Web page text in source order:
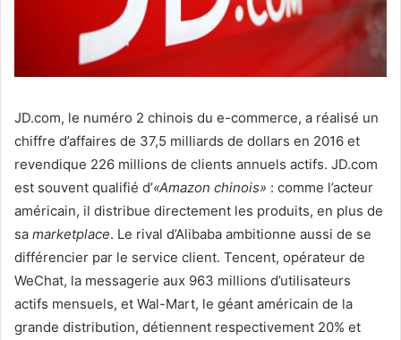
JD.com, le numéro 2 chinois du e-commerce, a réalisé un
chiffre d’affaires de 37,5 milliards de dollars en 2016 et
revendique 226 millions de clients annuels actifs. JD.com
est souvent qualifié d’«Amazon chinois» : comme l’acteur
américain, il distribue directement les produits, en plus de
sa marketplace. Le rival d’Alibaba ambitionne aussi de se
différencier par le service client. Tencent, opérateur de
WeChat, la messagerie aux 963 millions d’utilisateurs
actifs mensuels, et Wal-Mart, le géant américain de la
grande distribution, détiennent respectivement 20% et